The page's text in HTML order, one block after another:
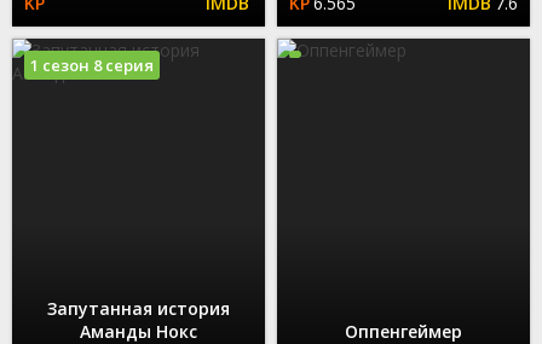
Запутанная история
Аманды Нокс
1 сезон 8 серия
Оппенгеймер